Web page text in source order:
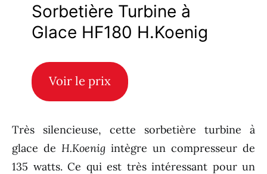
Sorbetière Turbine à
Glace HF180 H.Koenig
Voir le prix
Très silencieuse, cette sorbetière turbine à
glace de H.Koenig intègre un compresseur de
135 watts. Ce qui est très intéressant pour un